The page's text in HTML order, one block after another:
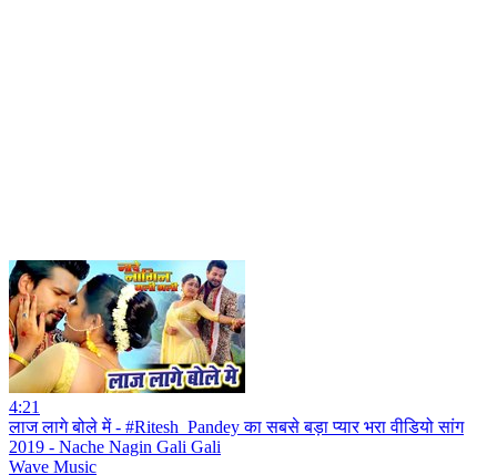
4:21
लाज लागे बोले में - #Ritesh_Pandey का सबसे बड़ा प्यार भरा वीडियो सांग
2019 - Nache Nagin Gali Gali
Wave Music